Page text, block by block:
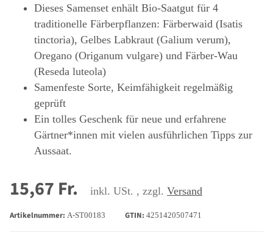
Dieses Samenset enhält Bio-Saatgut für 4
traditionelle Färberpflanzen: Färberwaid (Isatis
tinctoria), Gelbes Labkraut (Galium verum),
Oregano (Origanum vulgare) und Färber-Wau
(Reseda luteola)
Samenfeste Sorte, Keimfähigkeit regelmäßig
geprüft
Ein tolles Geschenk für neue und erfahrene
Gärtner*innen mit vielen ausführlichen Tipps zur
Aussaat.
15,67 Fr. inkl. USt. , zzgl. Versand
Artikelnummer: A-ST00183 GTIN: 4251420507471